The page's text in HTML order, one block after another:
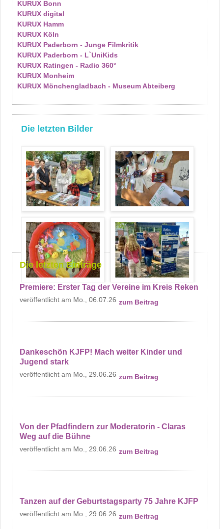
KURUX Bonn
KURUX digital
KURUX Hamm
KURUX Köln
KURUX Paderborn - Junge Filmkritik
KURUX Paderborn - L`UniKids
KURUX Ratingen - Radio 360°
KURUX Monheim
KURUX Mönchengladbach - Museum Abteiberg
Die letzten Bilder
Die letzten Einträge
Premiere: Erster Tag der Vereine im Kreis Reken
Mo., 06.07.26 zum Beitrag
Dankeschön KJFP! Mach weiter Kinder und
Jugend stark
Mo., 29.06.26 zum Beitrag
Von der Pfadfindern zur Moderatorin - Claras
Weg auf die Bühne
Mo., 29.06.26 zum Beitrag
Tanzen auf der Geburtstagsparty 75 Jahre KJFP
Mo., 29.06.26 zum Beitrag